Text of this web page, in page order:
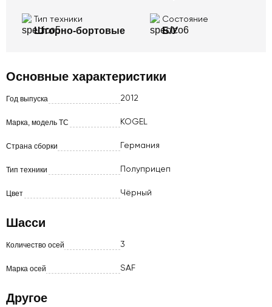
Тип техники
Шторно-бортовые
Состояние
Б/У
Основные характеристики
Год выпуска 2012
Марка, модель ТС KOGEL
Страна сборки Германия
Тип техники Полуприцеп
Цвет Чёрный
Шасси
Количество осей 3
Марка осей SAF
Другое